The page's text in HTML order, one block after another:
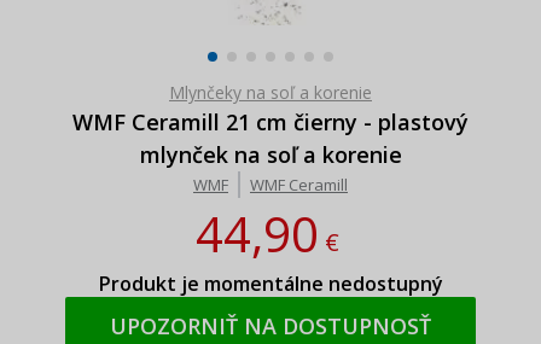
Mlynčeky na soľ a korenie
WMF Ceramill 21 cm čierny - plastový
mlynček na soľ a korenie
WMF WMF Ceramill
44,90€
Produkt je momentálne nedostupný
UPOZORNIŤ NA DOSTUPNOSŤ